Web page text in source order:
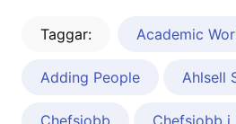
Taggar: Academic
Adding People Ahlsell